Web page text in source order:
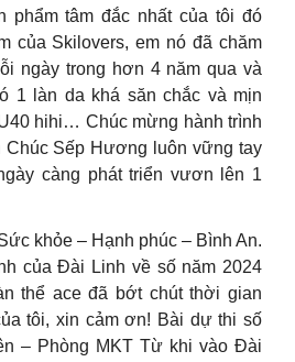
phẩm tâm đắc nhất của tôi đó
của Skilovers, em nó đã chăm
ngày trong hơn 4 năm qua và
1 làn da khá săn chắc và mịn
hihi… Chúc mừng hành trình
Chúc Sếp Hương luôn vững tay
càng phát triển vươn lên 1
khỏe – Hạnh phúc – Bình An.
của Đài Linh về số năm 2024
thể ace đã bớt chút thời gian
tôi, xin cảm ơn! Bài dự thi số
– Phòng MKT Từ khi vào Đài